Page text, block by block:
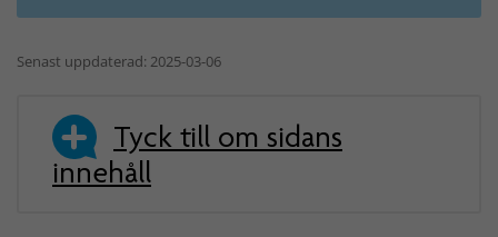
Senast uppdaterad: 2025-03-06
Tyck till om sidans
innehåll